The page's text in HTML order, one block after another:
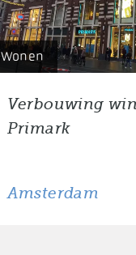
Wonen
Verbouwing
Primark
Amsterdam